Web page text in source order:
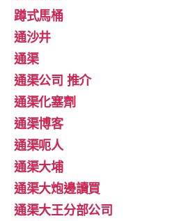
蹲式馬桶
通沙井
通渠
通渠公司 推介
通渠化塞劑
通渠博客
通渠呃人
通渠大埔
通渠大炮邊讀買
通渠大王分部公司